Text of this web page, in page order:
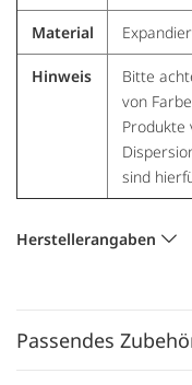
Material
Hinweis
Bitte
von
Produkte
sind
Herstellerangaben
Passendes